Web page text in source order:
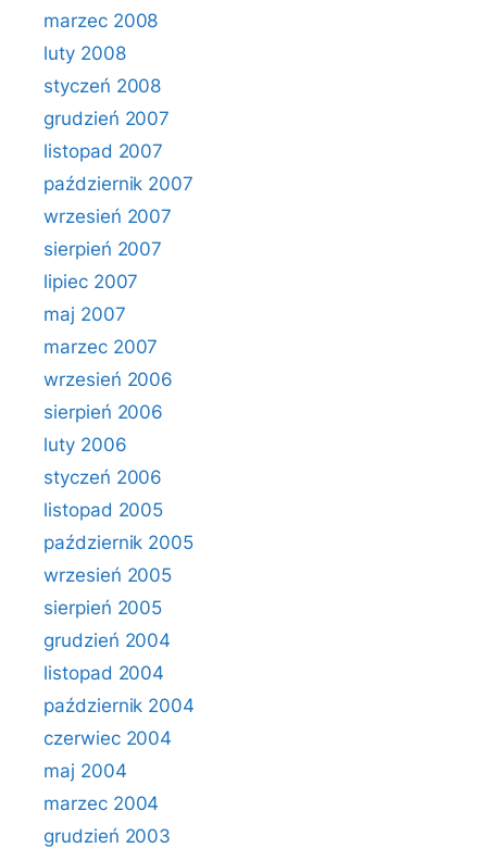
marzec 2008
luty 2008
styczeń 2008
grudzień 2007
listopad 2007
październik 2007
wrzesień 2007
sierpień 2007
lipiec 2007
maj 2007
marzec 2007
wrzesień 2006
sierpień 2006
luty 2006
styczeń 2006
listopad 2005
październik 2005
wrzesień 2005
sierpień 2005
grudzień 2004
listopad 2004
październik 2004
czerwiec 2004
maj 2004
marzec 2004
grudzień 2003